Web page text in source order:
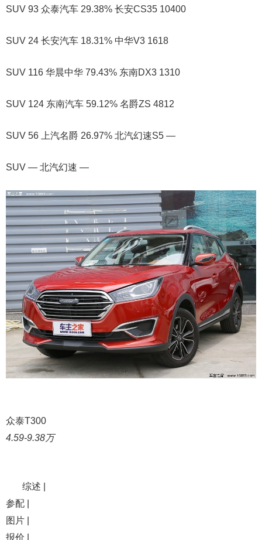
SUV 93 众泰汽车 29.38% 长安CS35 10400
SUV 24 长安汽车 18.31% 中华V3 1618
SUV 116 华晨中华 79.43% 东南DX3 1310
SUV 124 东南汽车 59.12% 名爵ZS 4812
SUV 56 上汽名爵 26.97% 北汽幻速S5 —
SUV — 北汽幻速 —
众泰T300
4.59-9.38万
综述 |
参配 |
图片 |
报价 |